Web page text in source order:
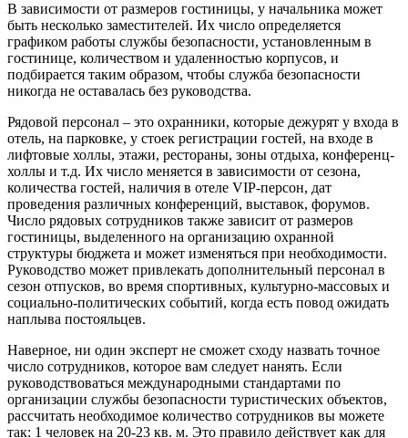
В зависимости от размеров гостиницы, у начальника может
быть несколько заместителей. Их число определяется
графиком работы службы безопасности, установленным в
гостинице, количеством и удаленностью корпусов, и
подбирается таким образом, чтобы служба безопасности
никогда не оставалась без руководства.
Рядовой персонал – это охранники, которые дежурят у входа в
отель, на парковке, у стоек регистрации гостей, на входе в
лифтовые холлы, этажи, рестораны, зоны отдыха, конференц-
холлы и т.д. Их число меняется в зависимости от сезона,
количества гостей, наличия в отеле VIP-персон, дат
проведения различных конференций, выставок, форумов.
Число рядовых сотрудников также зависит от размеров
гостиницы, выделенного на организацию охранной
структуры бюджета и может изменяться при необходимости.
Руководство может привлекать дополнительный персонал в
сезон отпусков, во время спортивных, культурно-массовых и
социально-политических событий, когда есть повод ожидать
наплыва постояльцев.
Наверное, ни один эксперт не сможет сходу назвать точное
число сотрудников, которое вам следует нанять. Если
руководствоваться международными стандартами по
организации службы безопасности туристических объектов,
рассчитать необходимое количество сотрудников вы можете
так: 1 человек на 20-23 кв. м. Это правило действует как для